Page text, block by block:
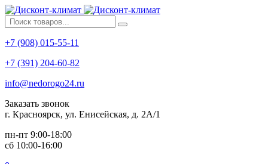
+7 (908) 015-55-11
+7 (391) 204-60-82
info@nedorogo24.ru
Заказать звонок
г. Красноярск, ул. Енисейская, д. 2А/1
пн-пт 9:00-18:00
сб 10:00-16:00